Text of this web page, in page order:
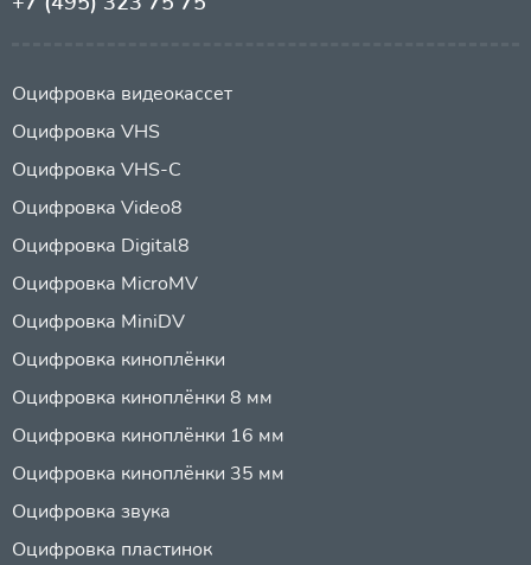
Оцифровка видеокассет
Оцифровка VHS
Оцифровка VHS-C
Оцифровка Video8
Оцифровка Digital8
Оцифровка MicroMV
Оцифровка MiniDV
Оцифровка киноплёнки
Оцифровка киноплёнки 8 мм
Оцифровка киноплёнки 16 мм
Оцифровка киноплёнки 35 мм
Оцифровка звука
Оцифровка пластинок